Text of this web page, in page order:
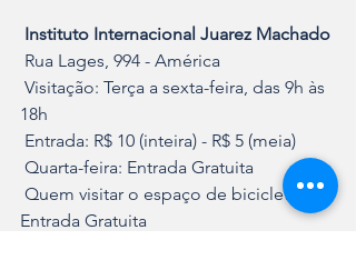
Instituto Internacional Juarez Machado
Rua Lages, 994 - América
18h
Entrada: R$ 10 (inteira) - R$ 5 (meia)
Quarta-feira: Entrada Gratuita
Entrada Gratuita